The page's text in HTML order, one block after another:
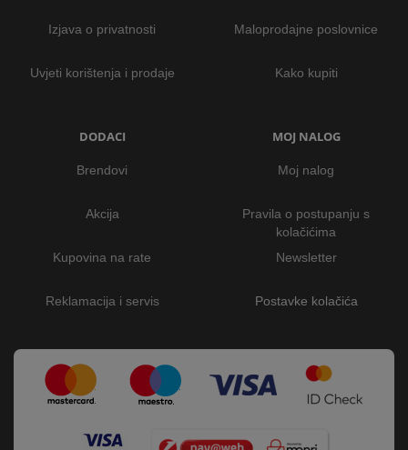
Izjava o privatnosti
Uvjeti korištenja i prodaje
Maloprodajne poslovnice
Kako kupiti
DODACI
Brendovi
Akcija
Kupovina na rate
Reklamacija i servis
MOJ NALOG
Moj nalog
Pravila o postupanju s
kolačićima
Newsletter
Postavke kolačića